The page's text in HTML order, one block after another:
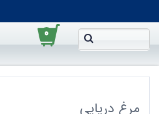
۰
مرغ دریایی